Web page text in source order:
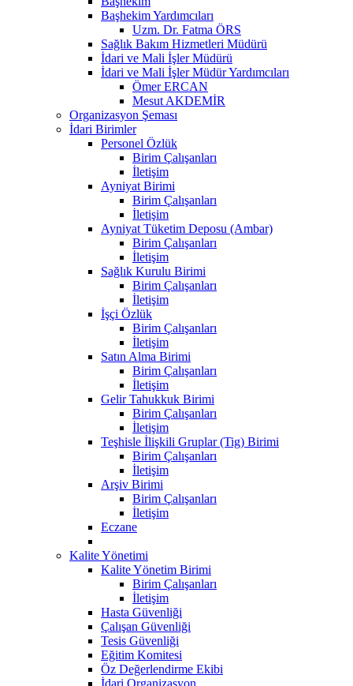
Başhekim Yardımcıları
Uzm. Dr. Fatma ÖRS
Sağlık Bakım Hizmetleri Müdürü
İdari ve Mali İşler Müdürü
İdari ve Mali İşler Müdür Yardımcıları
Ömer ERCAN
Mesut AKDEMİR
Organizasyon Şeması
İdari Birimler
Personel Özlük
Birim Çalışanları
İletişim
Ayniyat Birimi
Birim Çalışanları
İletişim
Ayniyat Tüketim Deposu (Ambar)
Birim Çalışanları
İletişim
Sağlık Kurulu Birimi
Birim Çalışanları
İletişim
İşçi Özlük
Birim Çalışanları
İletişim
Satın Alma Birimi
Birim Çalışanları
İletişim
Gelir Tahukkuk Birimi
Birim Çalışanları
İletişim
Teşhisle İlişkili Gruplar (Tig) Birimi
Birim Çalışanları
İletişim
Arşiv Birimi
Birim Çalışanları
İletişim
Eczane
Kalite Yönetimi
Kalite Yönetim Birimi
Birim Çalışanları
İletişim
Hasta Güvenliği
Çalışan Güvenliği
Tesis Güvenliği
Eğitim Komitesi
Öz Değerlendirme Ekibi
İdari Organizasyon